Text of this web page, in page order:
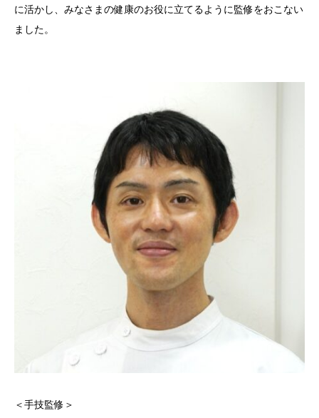
に活かし、みなさまの健康のお役に立てるように監修をおこない
ました。
＜手技監修＞